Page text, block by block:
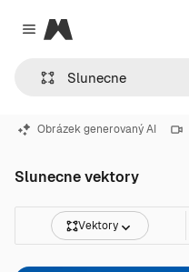
Close menu
Magnific
Obrázek generovaný AI
Slunecne vektory
Vektory